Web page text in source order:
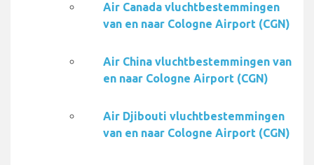
Air Canada vluchtbestemmingen
van en naar Cologne Airport (CGN)
Air China vluchtbestemmingen van
en naar Cologne Airport (CGN)
Air Djibouti vluchtbestemmingen
van en naar Cologne Airport (CGN)